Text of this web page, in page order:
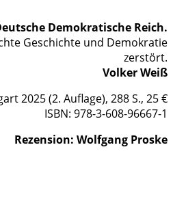
Demokratische Reich.
Geschichte und Demokratie
zerstört.
Volker Weiß
2025 (2. Auflage), 288 S., 25 €
ISBN: 978-3-608-96667-1
Rezension: Wolfgang Proske